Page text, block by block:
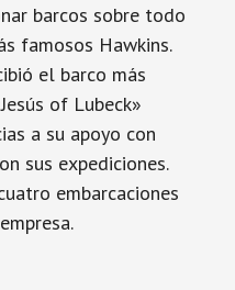
barcos sobre todo
famosos Hawkins.
el barco más
of Lubeck»
a su apoyo con
sus expediciones.
embarcaciones